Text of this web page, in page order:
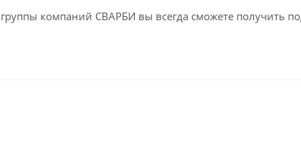
компаний СВАРБИ вы всегда сможете получить